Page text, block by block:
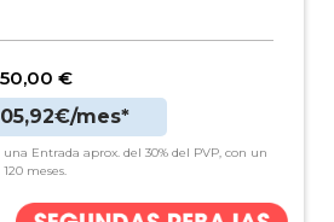
€
mes*
Entrada aprox. del 30% del PVP, con un
meses.